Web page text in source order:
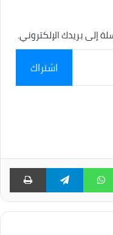
إلى بريدك الإلكتروني.
اشتراك
ماسنجر واتساب تيلقرام